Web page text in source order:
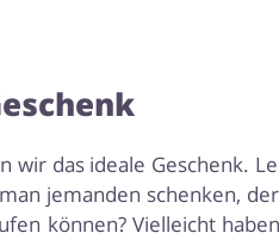
das ideale Geschenk.
jemanden schenken,
können? Vielleicht